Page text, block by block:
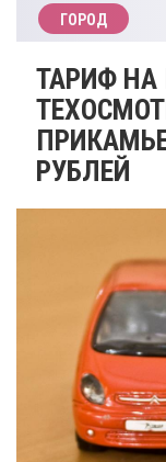
ГОРОД
​ТАРИФ НА
РУБЛЕЙ